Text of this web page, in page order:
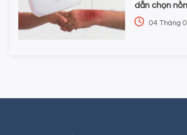
dẫn chọn
04 Tháng